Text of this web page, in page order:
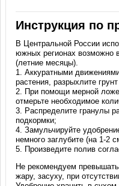
Инструкция по
В Центральной России
южных регионах возможно
(летние месяцы).
1. Аккуратными
растения, разрыхлите
2. При помощи мерной
отмерьте необходимое
3. Распределите гранулы
подкормки;
4. Замульчируйте
немного заглубите (на 1-2
5. Произведите полив
Не рекомендуем
жару, засуху, при